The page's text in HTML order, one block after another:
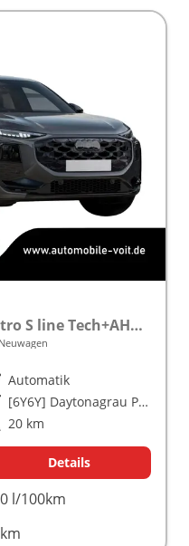
Sportback NEU TFSI quattro S line Tech+AHK+Alu19+LEDplus+KlimaPlus+ExtSchwarz
Neuwagen
Automatik
[6Y6Y] Daytonagrau Perleffekt
20 km
Details
l/100km